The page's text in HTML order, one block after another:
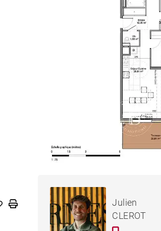
APPARTEMENT MORZINE -
82 M²Julien
CLEROT